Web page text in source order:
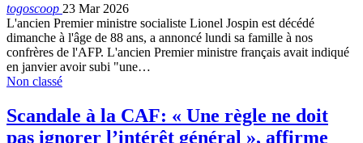
togoscoop 23 Mar 2026
L'ancien Premier ministre socialiste Lionel Jospin est décédé
dimanche à l'âge de 88 ans, a annoncé lundi sa famille à nos
confrères de l'AFP. L'ancien Premier ministre français avait indiqué
en janvier avoir subi "une…
Non classé
Scandale à la CAF: « Une règle ne doit
pas ignorer l’intérêt général », affirme